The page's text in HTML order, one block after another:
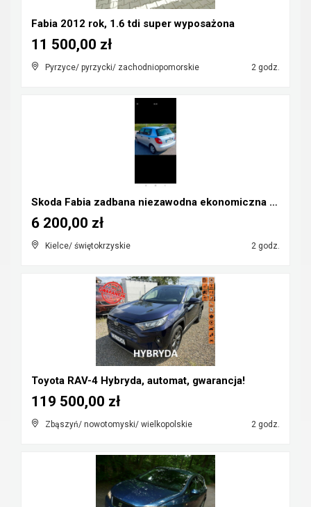
Fabia 2012 rok, 1.6 tdi super wyposażona
Pyrzyce/ pyrzycki/ zachodniopomorskie 2 godz.
11 500,00 zł
Skoda Fabia zadbana niezawodna ekonomiczna 2 właśc...
Kielce/ świętokrzyskie 2 godz.
6 200,00 zł
Toyota RAV-4 Hybryda, automat, gwarancja!
Zbąszyń/ nowotomyski/ wielkopolskie 2 godz.
119 500,00 zł